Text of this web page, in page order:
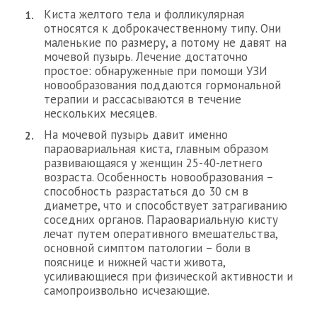
Киста желтого тела и фолликулярная
относятся к доброкачественному типу. Они
маленькие по размеру, а потому не давят на
мочевой пузырь. Лечение достаточно
простое: обнаруженные при помощи УЗИ
новообразования поддаются гормональной
терапии и рассасываются в течение
нескольких месяцев.
На мочевой пузырь давит именно
параовариальная киста, главным образом
развивающаяся у женщин 25-40-летнего
возраста. Особенность новообразования –
способность разрастаться до 30 см в
диаметре, что и способствует затрагиванию
соседних органов. Параовариальную кисту
лечат путем оперативного вмешательства,
основной симптом патологии – боли в
пояснице и нижней части живота,
усиливающиеся при физической активности и
самопроизвольно исчезающие.